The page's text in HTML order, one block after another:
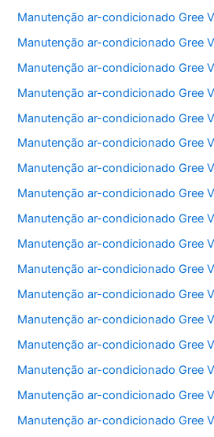
Manutenção ar-condicionado Gree
Manutenção ar-condicionado Gree
Manutenção ar-condicionado Gree
Manutenção ar-condicionado Gree
Manutenção ar-condicionado Gree
Manutenção ar-condicionado Gree
Manutenção ar-condicionado Gree
Manutenção ar-condicionado Gree
Manutenção ar-condicionado Gree
Manutenção ar-condicionado Gree
Manutenção ar-condicionado Gree
Manutenção ar-condicionado Gree
Manutenção ar-condicionado Gree
Manutenção ar-condicionado Gree
Manutenção ar-condicionado Gree
Manutenção ar-condicionado Gree
Manutenção ar-condicionado Gree